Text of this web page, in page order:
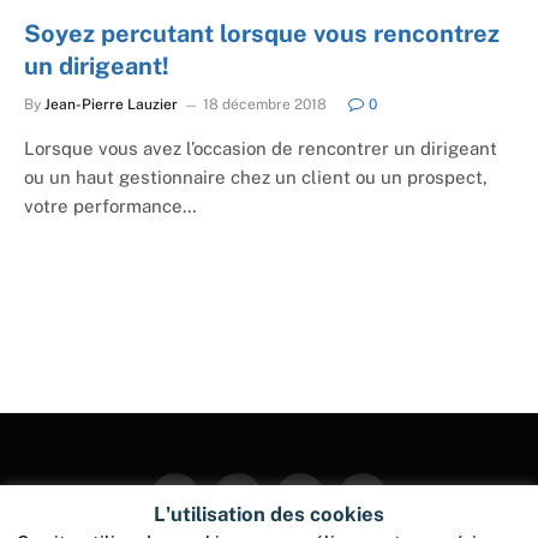
Soyez percutant lorsque vous rencontrez
un dirigeant!
By Jean-Pierre Lauzier 18 décembre 2018 0
Lorsque vous avez l’occasion de rencontrer un dirigeant
ou un haut gestionnaire chez un client ou un prospect,
votre performance…
FacebookTwitter InstagramPinterest
L'utilisation des cookies